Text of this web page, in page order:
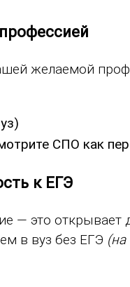
желаемой
СПО как
к ЕГЭ
— это
в вуз без ЕГЭ